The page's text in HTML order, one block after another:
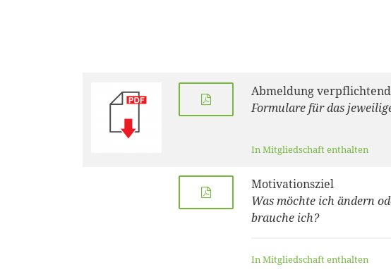
Abmeldung
Formulare für das
In Mitgliedschaft enthalten
Motivationsziel
Was möchte ich ändern
brauche ich?
In Mitgliedschaft enthalten